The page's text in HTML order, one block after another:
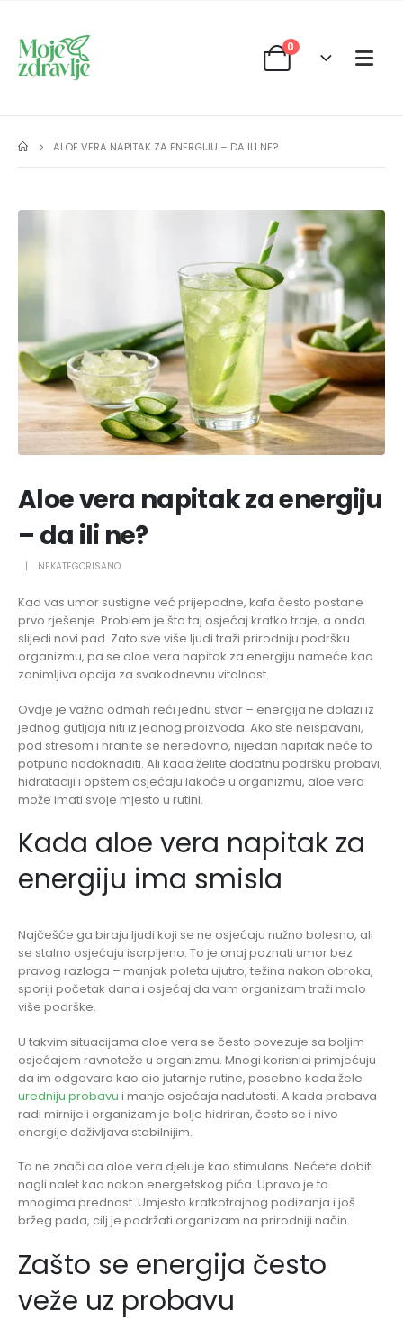
0
ALOE VERA NAPITAK ZA ENERGIJU – DA ILI NE?
Aloe vera napitak za energiju
– da ili ne?
NEKATEGORISANO
Kad vas umor sustigne već prijepodne, kafa često postane
prvo rješenje. Problem je što taj osjećaj kratko traje, a onda
slijedi novi pad. Zato sve više ljudi traži prirodniju podršku
organizmu, pa se aloe vera napitak za energiju nameće kao
zanimljiva opcija za svakodnevnu vitalnost.
Ovdje je važno odmah reći jednu stvar – energija ne dolazi iz
jednog gutljaja niti iz jednog proizvoda. Ako ste neispavani,
pod stresom i hranite se neredovno, nijedan napitak neće to
potpuno nadoknaditi. Ali kada želite dodatnu podršku probavi,
hidrataciji i opštem osjećaju lakoće u organizmu, aloe vera
može imati svoje mjesto u rutini.
Kada aloe vera napitak za
energiju ima smisla
Najčešće ga biraju ljudi koji se ne osjećaju nužno bolesno, ali
se stalno osjećaju iscrpljeno. To je onaj poznati umor bez
pravog razloga – manjak poleta ujutro, težina nakon obroka,
sporiji početak dana i osjećaj da vam organizam traži malo
više podrške.
U takvim situacijama aloe vera se često povezuje sa boljim
osjećajem ravnoteže u organizmu. Mnogi korisnici primjećuju
da im odgovara kao dio jutarnje rutine, posebno kada žele
uredniju probavu i manje osjećaja nadutosti. A kada probava
radi mirnije i organizam je bolje hidriran, često se i nivo
energije doživljava stabilnijim.
To ne znači da aloe vera djeluje kao stimulans. Nećete dobiti
nagli nalet kao nakon energetskog pića. Upravo je to
mnogima prednost. Umjesto kratkotrajnog podizanja i još
bržeg pada, cilj je podržati organizam na prirodniji način.
Zašto se energija često
veže uz probavu